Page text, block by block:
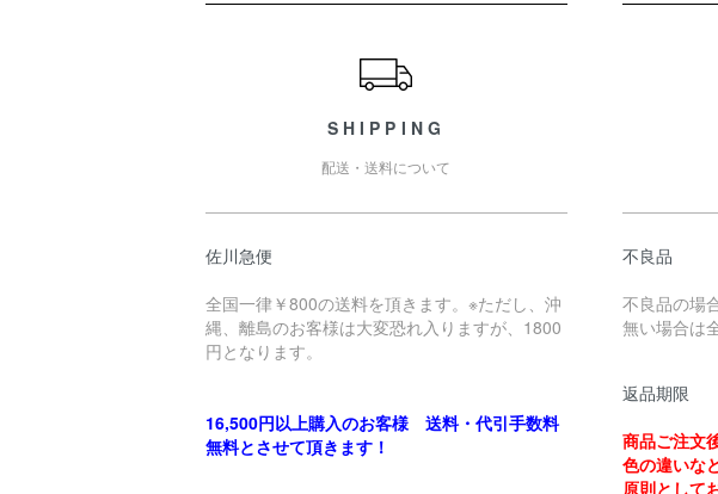
SHIPPING
配送・送料について
佐川急便
全国一律￥800の送料を頂きます。※ただし、沖
縄、離島のお客様は大変恐れ入りますが、1800
円となります。
16,500円以上購入のお客様 送料・代引手数料
無料とさせて頂きます！
不良品
不良品の場
無い場合は
返品期限
商品ご注文
色の違いな
原則として